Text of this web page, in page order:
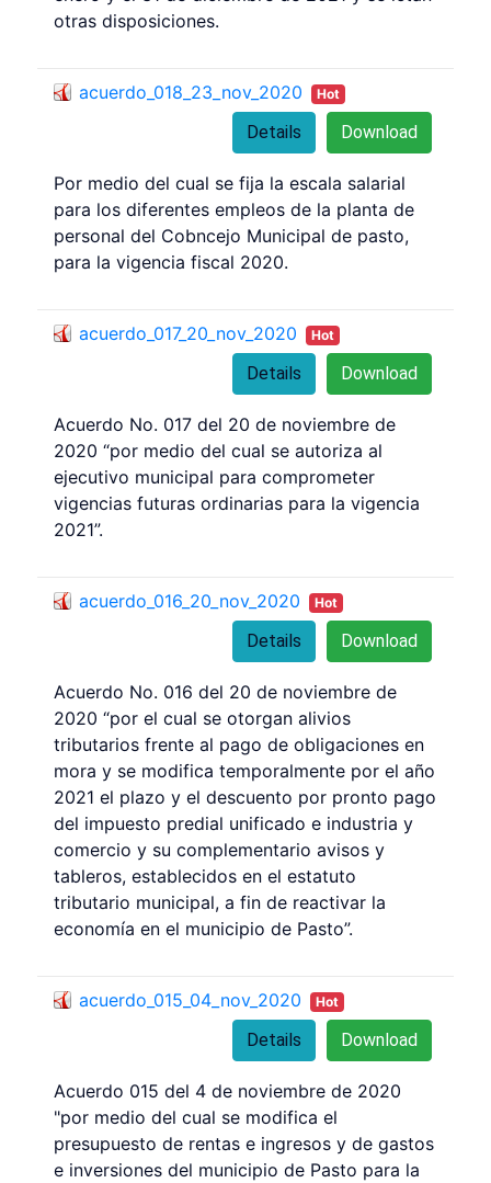
otras disposiciones.
acuerdo_018_23_nov_2020 Hot
Download
Details
Por medio del cual se fija la escala salarial
para los diferentes empleos de la planta de
personal del Cobncejo Municipal de pasto,
para la vigencia fiscal 2020.
acuerdo_017_20_nov_2020 Hot
Download
Details
Acuerdo No. 017 del 20 de noviembre de
2020 “por medio del cual se autoriza al
ejecutivo municipal para comprometer
vigencias futuras ordinarias para la vigencia
2021”.
acuerdo_016_20_nov_2020 Hot
Download
Details
Acuerdo No. 016 del 20 de noviembre de
2020 “por el cual se otorgan alivios
tributarios frente al pago de obligaciones en
mora y se modifica temporalmente por el año
2021 el plazo y el descuento por pronto pago
del impuesto predial unificado e industria y
comercio y su complementario avisos y
tableros, establecidos en el estatuto
tributario municipal, a fin de reactivar la
economía en el municipio de Pasto”.
acuerdo_015_04_nov_2020 Hot
Download
Details
Acuerdo 015 del 4 de noviembre de 2020
"por medio del cual se modifica el
presupuesto de rentas e ingresos y de gastos
e inversiones del municipio de Pasto para la